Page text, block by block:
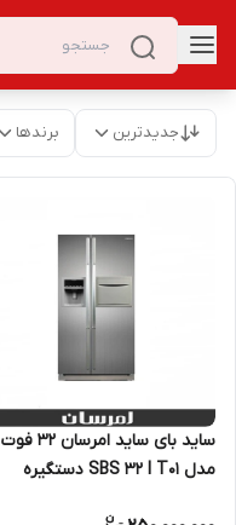
جدیدترین برندها
ساید بای ساید امرسان 32 فوت
مدل SBS 32 I T01 دستگيره